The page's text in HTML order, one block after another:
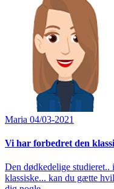
Maria 04/03-2021
Vi har forbedret den
Den dødkedelige studieret..
klassiske... kan du gætte